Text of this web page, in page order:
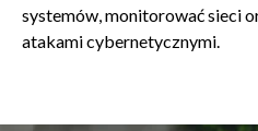
systemów, monitorować sieci
atakami cybernetycznymi.